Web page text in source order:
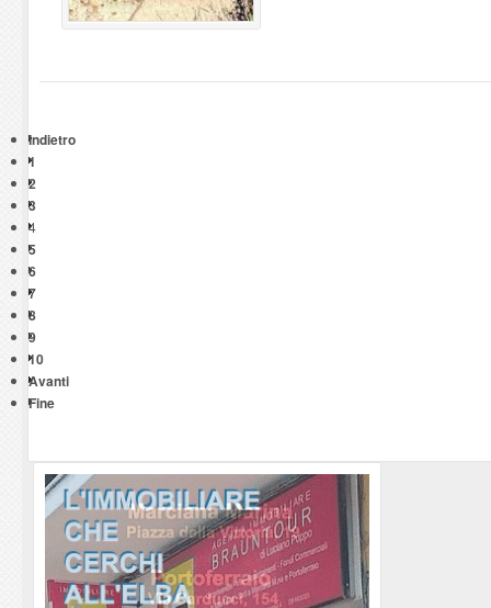
Indietro
1
2
3
4
5
6
7
8
9
10
Avanti
Fine